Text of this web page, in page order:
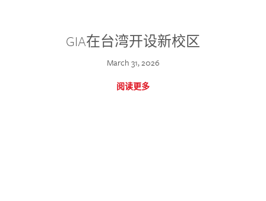
GIA在台湾开设新校区
March 31, 2026
阅读更多